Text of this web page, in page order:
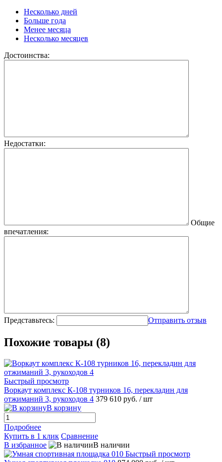
Несколько дней
Больше года
Менее месяца
Несколько месяцев
Достоинства:
Недостатки:
Общие
впечатления:
Представьтесь: Отправить отзыв
Похожие товары (8)
Быстрый просмотр
Воркаут комплекс К-108 турников 16, перекладин для
отжиманий 3, рукоходов 4 379 610 руб. / шт
В корзину
Подробнее
Купить в 1 клик Сравнение
В избранное
В наличии
Быстрый просмотр